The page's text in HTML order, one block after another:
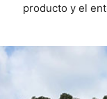
producto y el